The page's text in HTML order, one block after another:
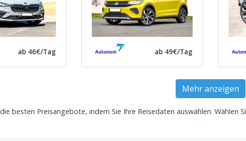
ab 46€/Tag ab 49€/Tag
Mehr anzeigen
besten Preisangebote, indem Sie Ihre Reisedaten auswählen. Wählen